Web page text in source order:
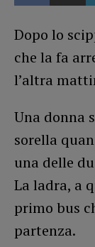
Dopo lo
che la fa
l’altra
Una donna
sorella
una delle
La ladra, a
primo bus
partenza.